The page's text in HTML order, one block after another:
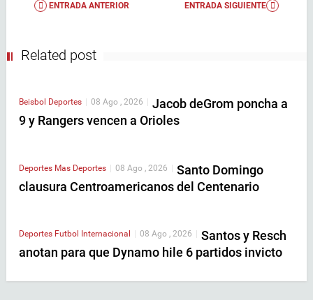
ENTRADA ANTERIOR ENTRADA SIGUIENTE
Related post
Beisbol Deportes 08 Ago , 2026
Jacob deGrom poncha a
9 y Rangers vencen a Orioles
Deportes Mas Deportes | 08 Ago , 2026 | Santo Domingo
clausura Centroamericanos del Centenario
Deportes Futbol Internacional 08 Ago , 2026
Santos y Resch
anotan para que Dynamo hile 6 partidos invicto